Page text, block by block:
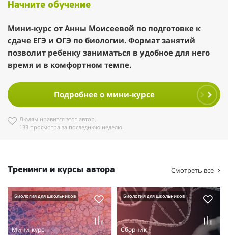
Начните обучение
Мини-курс от Анны Моисеевой по подготовке к
сдаче ЕГЭ и ОГЭ по биологии. Формат занятий
позволит ребенку заниматься в удобное для него
время и в комфортном темпе.
Подробнее о мини-курсе
Людям нравится этот автор.
133 просмотра за последнюю неделю.
Тренинги и курсы автора Смотреть все
Биология для школьников
Мини-курс
Биология для школьников
Сборник